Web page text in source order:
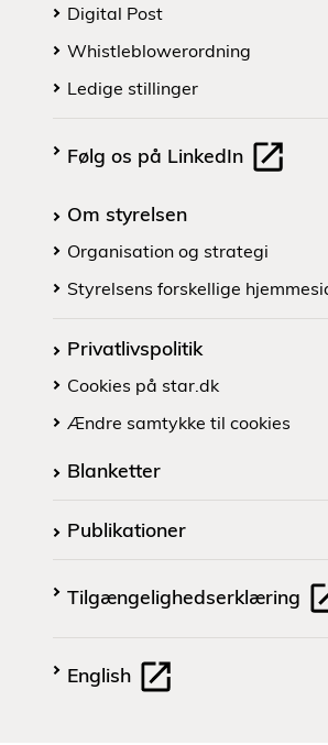
Digital Post
Whistleblowerordning
Ledige stillinger
Følg os på LinkedIn
Om styrelsen
Organisation og strategi
Styrelsens forskellige
Privatlivspolitik
Cookies på star.dk
Ændre samtykke til cookies
Blanketter
Publikationer
Tilgængelighedserklæring
English